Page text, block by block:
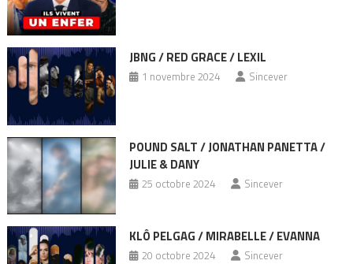
JBNG / RED GRACE / LEXIL
1 novembre 2024 Sincever
POUND SALT / JONATHAN PANETTA /
JULIE & DANY
25 octobre 2024 Sincever
KLÔ PELGAG / MIRABELLE / EVANNA
20 octobre 2024 Sincever